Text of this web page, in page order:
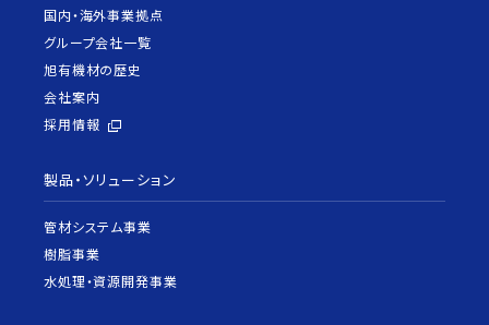
国内・海外事業拠点
グループ会社一覧
旭有機材の歴史
会社案内
採用情報
製品・ソリューション
管材システム事業
樹脂事業
水処理・資源開発事業